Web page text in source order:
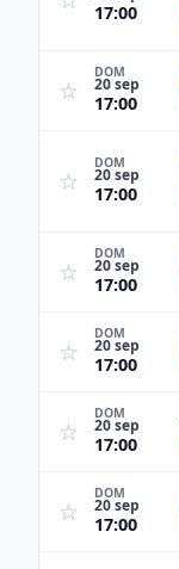
17:00
☆
DOM
20 sep
17:00
☆
DOM
20 sep
17:00
☆
DOM
20 sep
17:00
☆
DOM
20 sep
17:00
☆
DOM
20 sep
17:00
☆
DOM
20 sep
17:00